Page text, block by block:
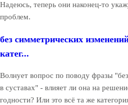
Надеюсь, теперь они наконец-то
проблем.
без симметрических
катег...
Волнует вопрос по поводу фразы
в суставах" - влияет ли она на
годности? Или это всё та же